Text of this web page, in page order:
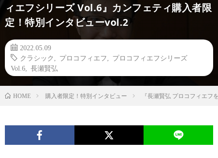
ィエフシリーズ Vol.6』カンフェティ購入者限
定！特別インタビューvol.2
2022.05.09
クラシック
プロコフィエフ
プロコフィエフシリーズ
Vol.6
長瀬賢弘
HOME 購入者限定！特別インタビュー 『長瀬賢弘 プロコフィエ